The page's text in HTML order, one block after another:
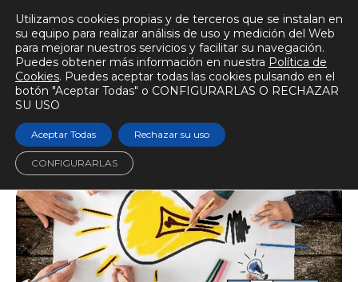
BIOMECÁNICAMENTE
Tiempo de lectura 2 min.
Escuchar audio
Utilizamos cookies propias y de terceros que se instalan en
su equipo para realizar análisis de uso y medición del Web
para mejorar nuestros servicios y facilitar su navegación.
Puedes obtener más información en nuestra Política de
Cookies. Puedes aceptar todas las cookies pulsando en el
botón "Aceptar Todas" o CONFIGURARLAS O RECHAZAR
SU USO
Aceptar Todas Rechazar su uso
CONFIGURARLAS